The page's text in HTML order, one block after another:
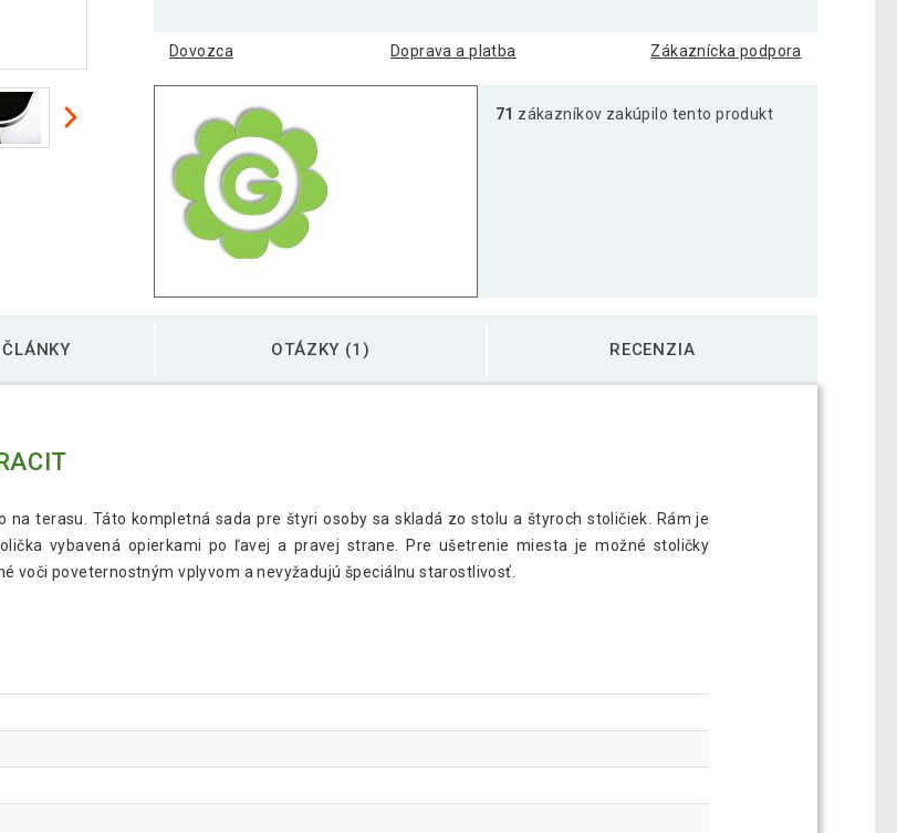
Dovozca Doprava a platba Zákaznícka podpora
71 zákazníkov zakúpilo tento produkt
OTÁZKY (1) RECENZIA
terasu. Táto kompletná sada pre štyri osoby sa skladá zo stolu a štyroch stoličiek. Rám je
vybavená opierkami po ľavej a pravej strane. Pre ušetrenie miesta je možné stoličky
voči poveternostným vplyvom a nevyžadujú špeciálnu starostlivosť.